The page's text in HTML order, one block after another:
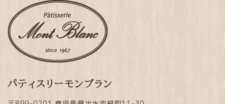
パティスリーモンブラン